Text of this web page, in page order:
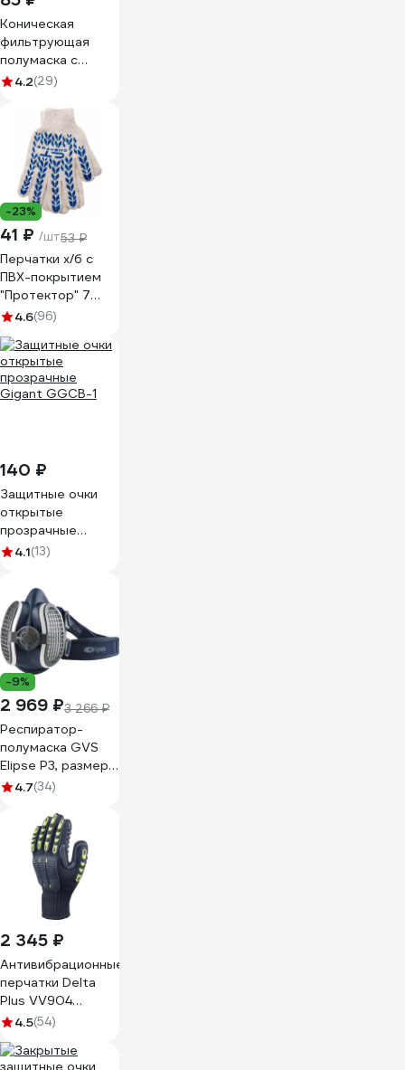
Коническая
фильтрующая
полумаска с
клапаном ЗУБР
4.2(29)
-23%
41 ₽ /шт53 ₽
Перчатки х/б с
ПВХ-покрытием
"Протектор" 7
класс СИБРТЕХ
4.6(96)
140 ₽
Защитные очки
открытые
прозрачные
Gigant GGСB-1
4.1(13)
-9%
2 969 ₽3 266 ₽
Респиратор-
полумаска GVS
Elipse P3, размер
M/L SPR501IFUC
4.7(34)
2 345 ₽
Антивибрационные
перчатки Delta
Plus VV904
NYSOS р.10
4.5(54)